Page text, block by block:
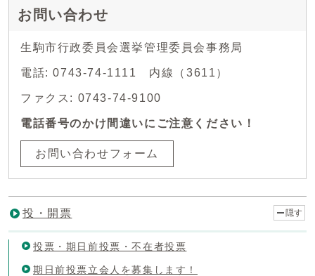
お問い合わせ
生駒市行政委員会選挙管理委員会事務局
電話: 0743-74-1111 内線（3611）
ファクス: 0743-74-9100
電話番号のかけ間違いにご注意ください！
お問い合わせフォーム
投・開票 隠す
投票・期日前投票・不在者投票
期日前投票立会人を募集します！